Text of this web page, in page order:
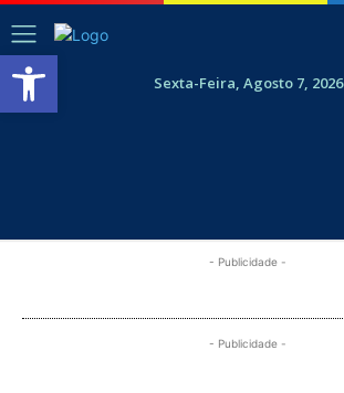
Abrir a barra de ferramentasSexta-Feira, Agosto 7, 2026
- Publicidade -
- Publicidade -